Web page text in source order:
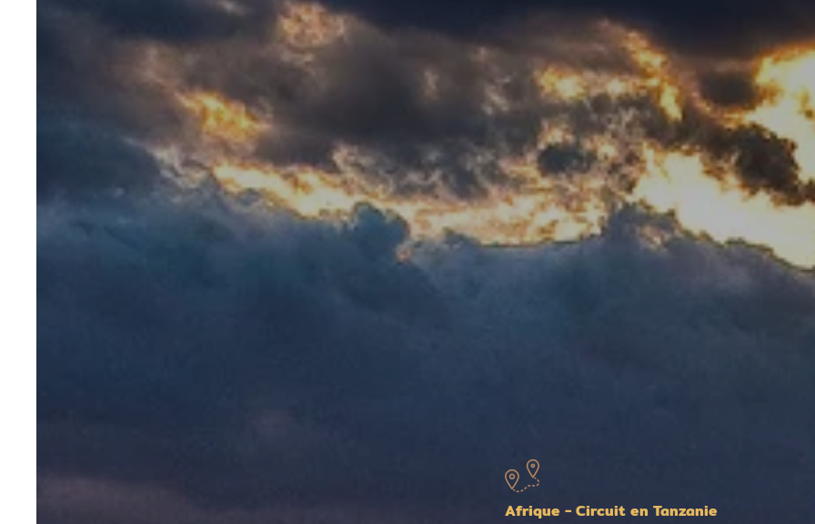
Afrique - Circuit en Tanzanie